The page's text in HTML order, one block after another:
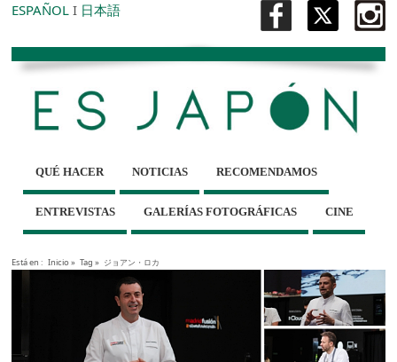
ESPAÑOL I 日本語
QUÉ HACER NOTICIAS RECOMENDAMOS
ENTREVISTAS GALERÍAS FOTOGRÁFICAS CINE
Está en : Inicio» Tag » ジョアン・ロカ